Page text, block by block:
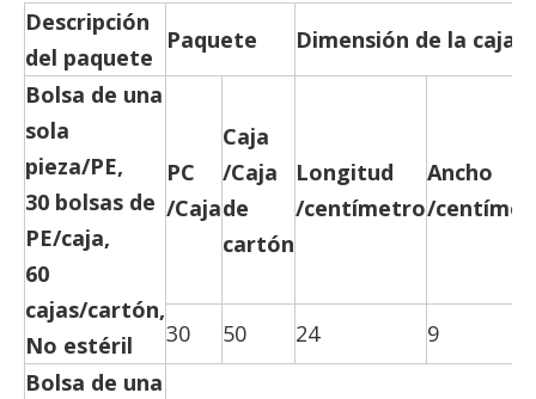
Descripción
del paquete
Paquete
Dimensión de la caja
Bolsa de una
sola
pieza/PE,
30 bolsas de
PE/caja,
60
cajas/cartón,
No estéril
PC
/Caja
Caja
/Caja
de
cartón
Longitud
/centímetro
Ancho
/
30 50 24
9
Bolsa de una